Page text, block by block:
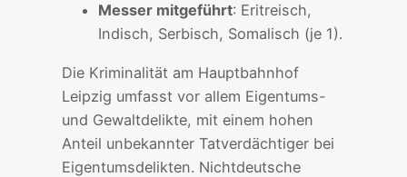
Messer mitgeführt: Eritreisch,
Indisch, Serbisch, Somalisch (je 1).
Die Kriminalität am Hauptbahnhof
Leipzig umfasst vor allem Eigentums-
und Gewaltdelikte, mit einem hohen
Anteil unbekannter Tatverdächtiger bei
Eigentumsdelikten. Nichtdeutsche